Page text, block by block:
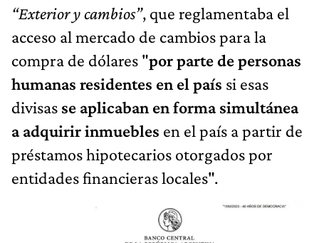
“Exterior y cambios”, que reglamentaba el
acceso al mercado de cambios para la
compra de dólares "por parte de personas
humanas residentes en el país si esas
divisas se aplicaban en forma simultánea
a adquirir inmuebles en el país a partir de
préstamos hipotecarios otorgados por
entidades financieras locales".